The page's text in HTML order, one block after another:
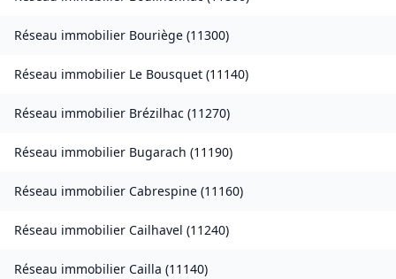
Réseau immobilier Bouriège (11300)
Réseau immobilier Le Bousquet (11140)
Réseau immobilier Brézilhac (11270)
Réseau immobilier Bugarach (11190)
Réseau immobilier Cabrespine (11160)
Réseau immobilier Cailhavel (11240)
Réseau immobilier Cailla (11140)